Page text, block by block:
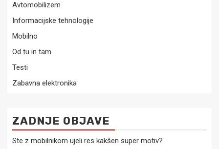
Avtomobilizem
Informacijske tehnologije
Mobilno
Od tu in tam
Testi
Zabavna elektronika
ZADNJE OBJAVE
Ste z mobilnikom ujeli res kakšen super motiv?